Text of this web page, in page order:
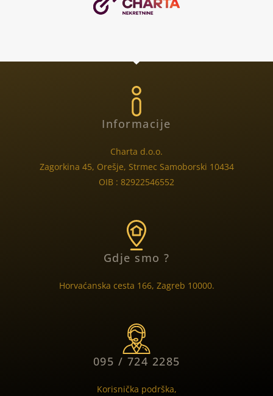
Informacije
Charta d.o.o.
Zagorkina 45, Orešje, Strmec Samoborski 10434
OIB : 82922546552
Gdje smo ?
Horvaćanska cesta 166, Zagreb 10000.
095 / 724 2285
Korisnička podrška,